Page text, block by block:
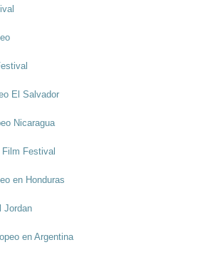
El Salvador
Nicaragua
Festival
en Honduras
Jordan
en Argentina